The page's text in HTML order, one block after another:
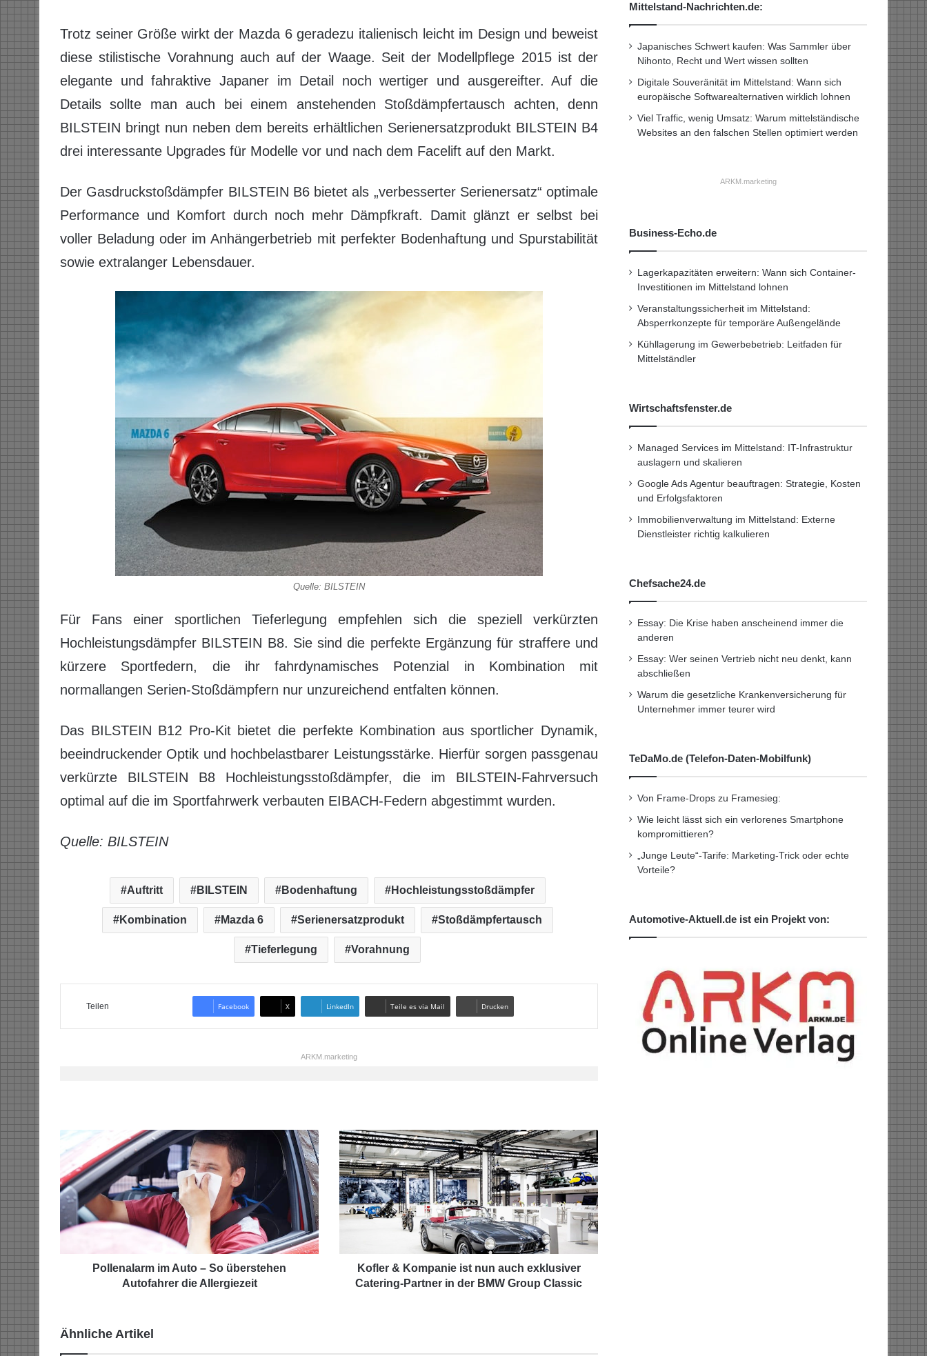
Trotz seiner Größe wirkt der Mazda 6 geradezu italienisch leicht im Design und beweist
diese stilistische Vorahnung auch auf der Waage. Seit der Modellpflege 2015 ist der
elegante und fahraktive Japaner im Detail noch wertiger und ausgereifter. Auf die
Details sollte man auch bei einem anstehenden Stoßdämpfertausch achten, denn
BILSTEIN bringt nun neben dem bereits erhältlichen Serienersatzprodukt BILSTEIN B4
drei interessante Upgrades für Modelle vor und nach dem Facelift auf den Markt.
Der Gasdruckstoßdämpfer BILSTEIN B6 bietet als „verbesserter Serienersatz“ optimale
Performance und Komfort durch noch mehr Dämpfkraft. Damit glänzt er selbst bei
voller Beladung oder im Anhängerbetrieb mit perfekter Bodenhaftung und Spurstabilität
sowie extralanger Lebensdauer.
Quelle: BILSTEIN
Für Fans einer sportlichen Tieferlegung empfehlen sich die speziell verkürzten
Hochleistungsdämpfer BILSTEIN B8. Sie sind die perfekte Ergänzung für straffere und
kürzere Sportfedern, die ihr fahrdynamisches Potenzial in Kombination mit
normallangen Serien-Stoßdämpfern nur unzureichend entfalten können.
Das BILSTEIN B12 Pro-Kit bietet die perfekte Kombination aus sportlicher Dynamik,
beeindruckender Optik und hochbelastbarer Leistungsstärke. Hierfür sorgen passgenau
verkürzte BILSTEIN B8 Hochleistungsstoßdämpfer, die im BILSTEIN-Fahrversuch
optimal auf die im Sportfahrwerk verbauten EIBACH-Federn abgestimmt wurden.
Quelle: BILSTEIN
Auftritt BILSTEIN Bodenhaftung Hochleistungsstoßdämpfer
Kombination Mazda 6 Serienersatzprodukt Stoßdämpfertausch
Tieferlegung Vorahnung
Teilen Facebook X LinkedIn Teile es via Mail Drucken
ARKM.marketing
P
l
e
n
u
Pollenalarm im Auto – So überstehen
Autofahrer die Allergiezeit
K
o
f
l
e
o
Kofler & Kompanie ist nun auch exklusiver
Catering-Partner in der BMW Group Classic
Ähnliche Artikel
Mittelstand-Nachrichten.de:
Japanisches Schwert kaufen: Was Sammler über
Nihonto, Recht und Wert wissen sollten
Digitale Souveränität im Mittelstand: Wann sich
europäische Softwarealternativen wirklich lohnen
Viel Traffic, wenig Umsatz: Warum mittelständische
Websites an den falschen Stellen optimiert werden
ARKM.marketing
Business-Echo.de
Lagerkapazitäten erweitern: Wann sich Container-
Investitionen im Mittelstand lohnen
Veranstaltungssicherheit im Mittelstand:
Absperrkonzepte für temporäre Außengelände
Kühllagerung im Gewerbebetrieb: Leitfaden für
Mittelständler
Wirtschaftsfenster.de
Managed Services im Mittelstand: IT-Infrastruktur
auslagern und skalieren
Google Ads Agentur beauftragen: Strategie, Kosten
und Erfolgsfaktoren
Immobilienverwaltung im Mittelstand: Externe
Dienstleister richtig kalkulieren
Chefsache24.de
Essay: Die Krise haben anscheinend immer die
anderen
Essay: Wer seinen Vertrieb nicht neu denkt, kann
abschließen
Warum die gesetzliche Krankenversicherung für
Unternehmer immer teurer wird
TeDaMo.de (Telefon-Daten-Mobilfunk)
Von Frame-Drops zu Framesieg:
Wie leicht lässt sich ein verlorenes Smartphone
kompromittieren?
„Junge Leute“-Tarife: Marketing-Trick oder echte
Vorteile?
Automotive-Aktuell.de ist ein Projekt von: